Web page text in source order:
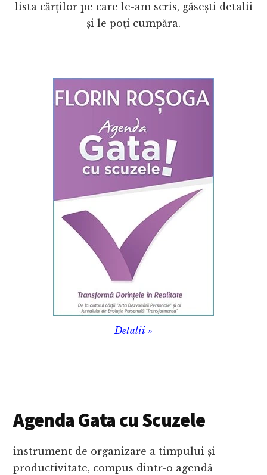
lista cărților pe care le-am scris, găsești detalii
și le poți cumpăra.
Detalii »
Agenda Gata cu Scuzele
instrument de organizare a timpului și
productivitate, compus dintr-o agendă